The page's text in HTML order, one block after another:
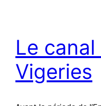
Le canal
Vigeries